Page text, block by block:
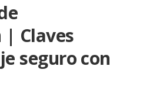
| Claves
seguro con